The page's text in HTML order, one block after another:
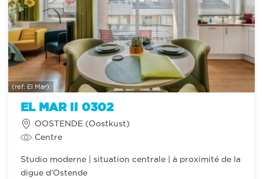
EL MAR II 0302
(ref: El Mar)
OOSTENDE (Oostkust)
Centre
Studio moderne | situation centrale | à proximité de la
digue d’Ostende